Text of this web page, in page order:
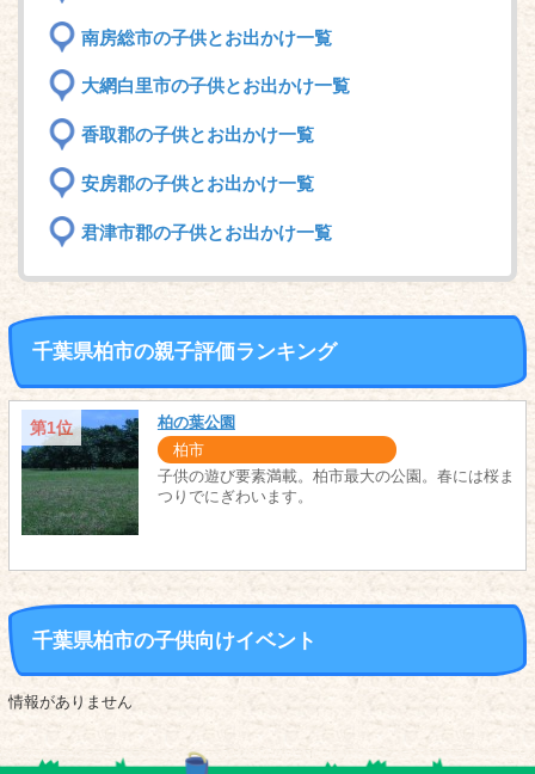
南房総市の子供とお出かけ一覧
大網白里市の子供とお出かけ一覧
香取郡の子供とお出かけ一覧
安房郡の子供とお出かけ一覧
君津市郡の子供とお出かけ一覧
千葉県柏市の親子評価ランキング
第1位 柏の葉公園
柏市
子供の遊び要素満載。柏市最大の公園。春には桜ま
つりでにぎわいます。
千葉県柏市の子供向けイベント
情報がありません